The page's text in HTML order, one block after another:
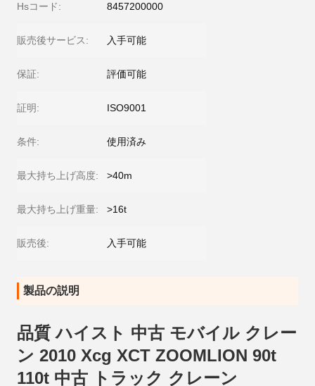
Hsコード: 8457200000
販売後サービス: 入手可能
保証: 評価可能
証明: ISO9001
条件: 使用済み
最大持ち上げ高度: >40m
最大持ち上げ重量: >16t
販売後: 入手可能
製品の説明
品質 ハイスト 中古 モバイル クレー
ン 2010 Xcg XCT ZOOMLION 90t
110t 中古 トラック クレーン